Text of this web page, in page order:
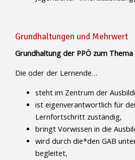
Grundhaltungen und Mehrwert
Grundhaltung der PPÖ zum Thema
Die oder der Lernende…
steht im Zentrum der
ist eigenverantwortlich für
Lernfortschritt zuständig,
bringt Vorwissen in die
wird durch die*den GAB
begleitet,